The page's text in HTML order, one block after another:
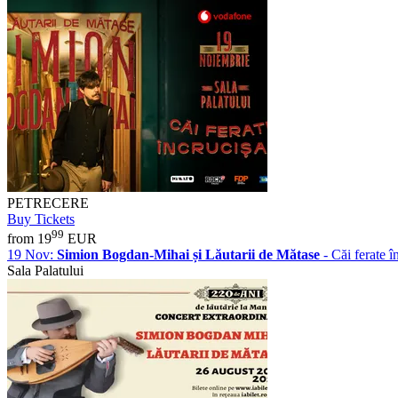
PETRECERE
Buy Tickets
from 1999 EUR
19 Nov: Simion Bogdan-Mihai și Lăutarii de Mătase - Căi ferate
Sala Palatului